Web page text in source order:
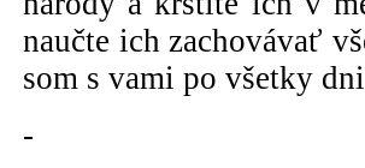
naučte ich zachovávať
som s vami po všetky
-